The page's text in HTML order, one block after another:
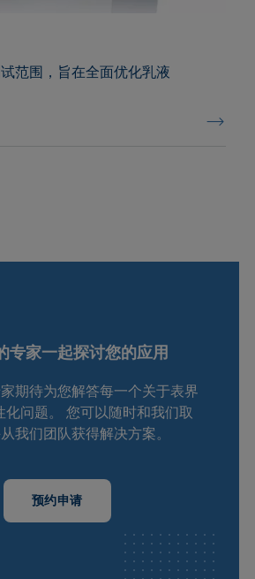
范围，旨在全面优化乳液
专家一起探讨您的应用
期待为您解答每一个关于表界
化问题。 您可以随时和我们取
我们团队获得解决方案。
预约申请